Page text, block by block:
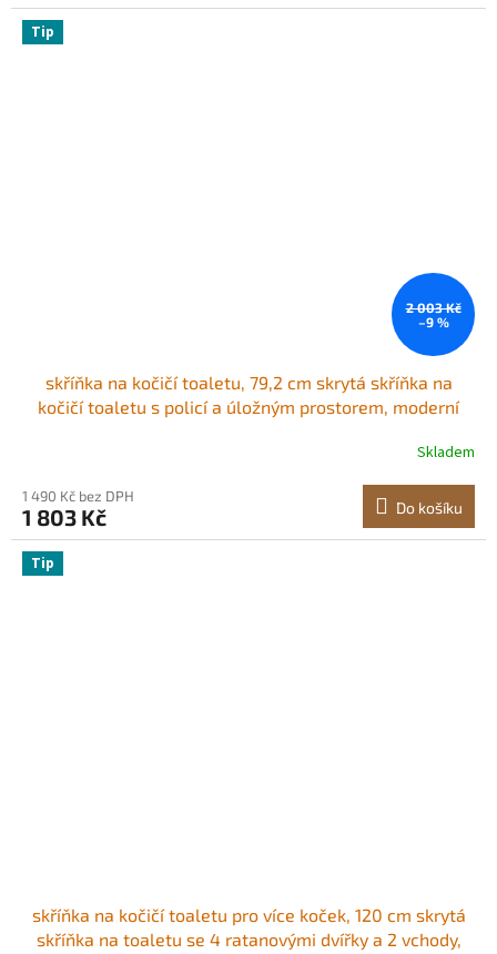
Tip
2 003 Kč
–9 %
skříňka na kočičí toaletu, 79,2 cm skrytá skříňka na
kočičí toaletu s policí a úložným prostorem, moderní
kočičího domečku, pasuje na většinu kočičích toalet,
Skladem
1 490 Kč bez DPH
1 803 Kč Do košíku
Tip
skříňka na kočičí toaletu pro více koček, 120 cm skrytá
skříňka na toaletu se 4 ratanovými dvířky a 2 vchody,